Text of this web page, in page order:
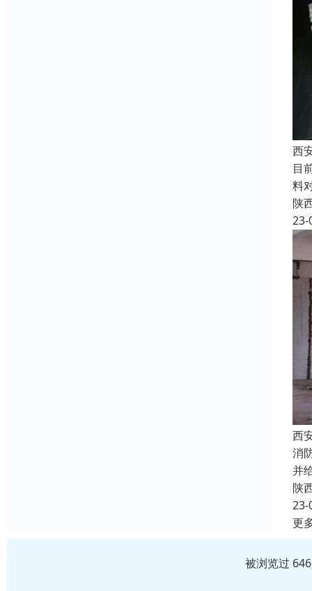
西
目
料
陕
23-
西
消
并
陕
23-
更
被浏览过